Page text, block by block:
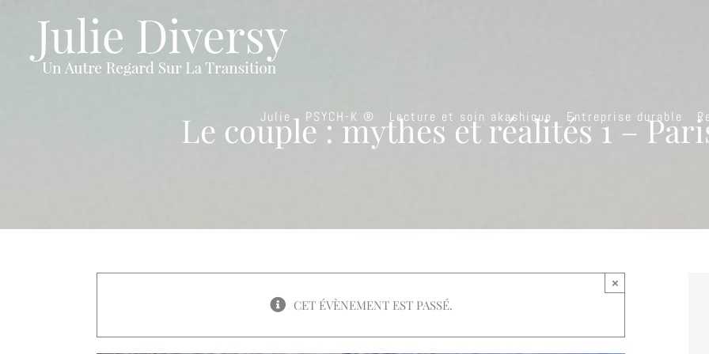
contenu
Julie PSYCH-K ® Lecture et soin akashique Entreprise durable
Le couple : mythes et réalités 1 –
CET ÉVÈNEMENT EST PASSÉ.
×